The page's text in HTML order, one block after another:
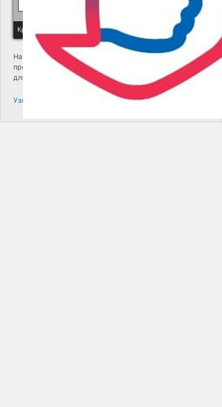
Краевое государственное унитарное предприятие
На сайте возникла критическая ошибка. Пожалуйста,
проверьте входящие сообщения почты администратора
для дальнейших инструкций.
Узнайте больше про решение проблем с WordPress.